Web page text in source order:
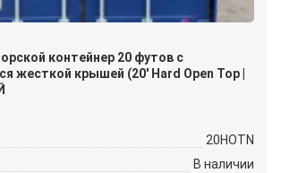
контейнер 20 футов с
жесткой крышей (20′ Hard Open Top |
20HOTN
В наличии